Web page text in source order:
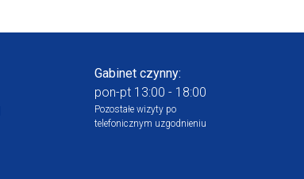
Gabinet czynny:
pon-pt 13:00 - 18:00
Pozostałe wizyty po
telefonicznym uzgodnieniu